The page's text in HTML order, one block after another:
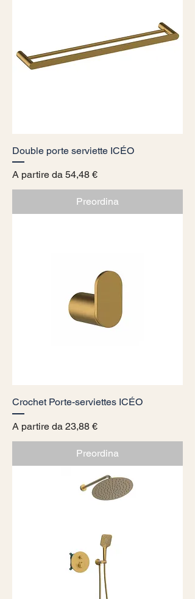
Double porte serviette ICÉO
A partire da 54,48 €
Prezzo scontato
Preordina
Crochet Porte-serviettes ICÉO
A partire da 23,88 €
Prezzo scontato
Preordina